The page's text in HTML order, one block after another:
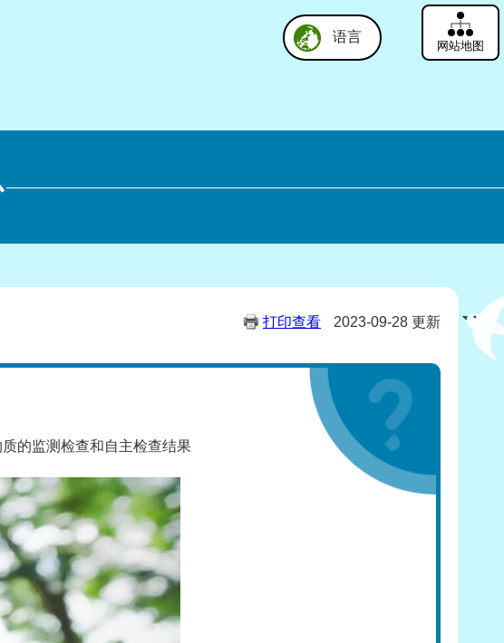
语言
网站地图
打印查看 2023-09-28 更新
的监测检查和自主检查结果